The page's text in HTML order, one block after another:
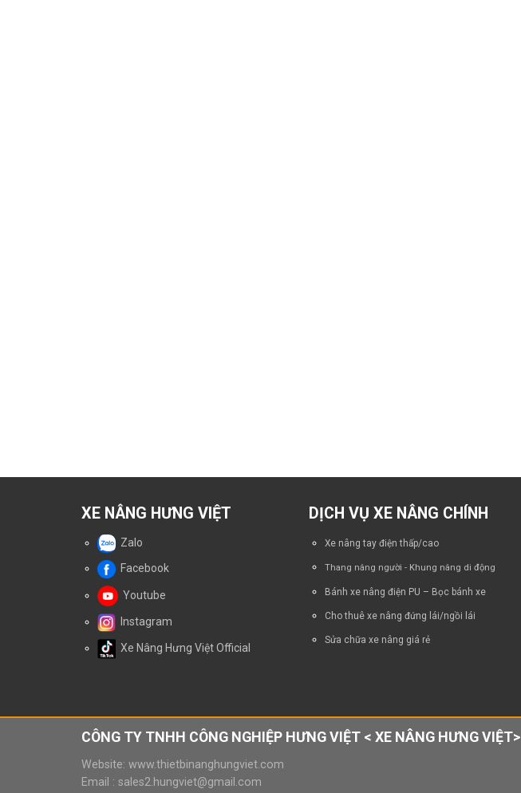
XE NÂNG HƯNG VIỆT
Zalo
Facebook
Youtube
Instagram
Xe Nâng Hưng Việt Official
DỊCH VỤ XE NÂNG CHÍNH
Xe nâng tay điện thấp/cao
Thang nâng người - Khung nâng di động
Bánh xe nâng điện PU – Bọc bánh xe
Cho thuê xe nâng đứng lái/ngồi lái
Sửa chữa xe nâng giá rẻ
CÔNG TY TNHH CÔNG NGHIỆP HƯNG VIỆT < XE NÂNG HƯNG VIỆT>
Website: www.thietbinanghungviet.com
Email : sales2.hungviet@gmail.com